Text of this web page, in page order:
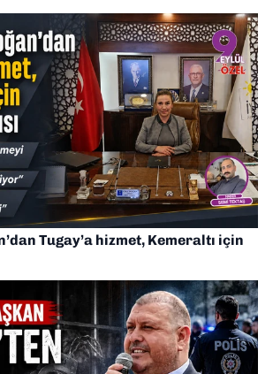
Tugay’a hizmet, Kemeraltı için